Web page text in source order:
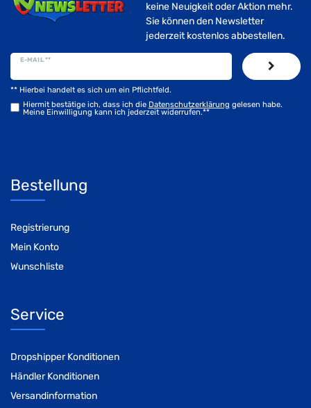
keine Neuigkeit oder Aktion mehr.
Sie können den Newsletter
jederzeit kostenlos abbestellen.
E-MAIL **
Hiermit bestätige ich, dass ich die Daten­schutz­erklärung gelesen habe.
Meine Einwilligung kann ich jederzeit widerrufen.**
** Hierbei handelt es sich um ein Pflichtfeld.
Bestellung
Registrierung
Mein Konto
Wunschliste
Service
Dropshipper Konditionen
Händler Konditionen
Versandinformation